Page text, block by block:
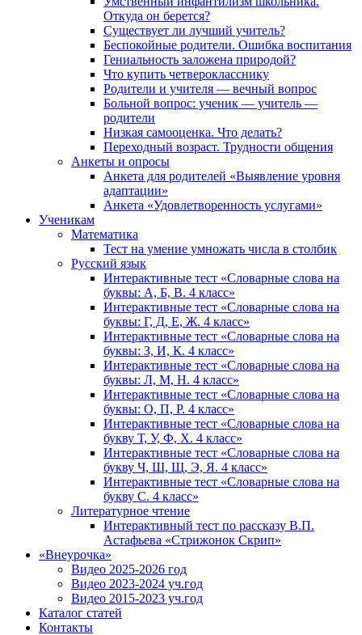
Откуда он берется?
Существует ли лучший учитель?
Беспокойные родители. Ошибка воспитания
Гениальность заложена природой?
Что купить четверокласснику
Родители и учителя — вечный вопрос
Больной вопрос: ученик — учитель —
родители
Низкая самооценка. Что делать?
Переходный возраст. Трудности общения
Анкеты и опросы
Анкета для родителей «Выявление уровня
адаптации»
Анкета «Удовлетворенность услугами»
Ученикам
Математика
Тест на умение умножать числа в столбик
Русский язык
Интерактивные тест «Словарные слова на
буквы: А, Б, В. 4 класс»
Интерактивные тест «Словарные слова на
буквы: Г, Д, Е, Ж. 4 класс»
Интерактивные тест «Словарные слова на
буквы: З, И, К. 4 класс»
Интерактивные тест «Словарные слова на
буквы: Л, М, Н. 4 класс»
Интерактивные тест «Словарные слова на
буквы: О, П, Р. 4 класс»
Интерактивные тест «Словарные слова на
букву Т, У, Ф, Х. 4 класс»
Интерактивные тест «Словарные слова на
букву Ч, Ш, Щ, Э, Я. 4 класс»
Интерактивные тест «Словарные слова на
букву С. 4 класс»
Литературное чтение
Интерактивный тест по рассказу В.П.
Астафьева «Стрижонок Скрип»
«Внеурочка»
Видео 2025-2026 год
Видео 2023-2024 уч.год
Видео 2015-2023 уч.год
Каталог статей
Контакты